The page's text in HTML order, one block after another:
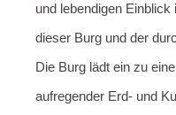
und lebendigen
dieser Burg und der
Die Burg lädt ein zu
aufregender Erd- und